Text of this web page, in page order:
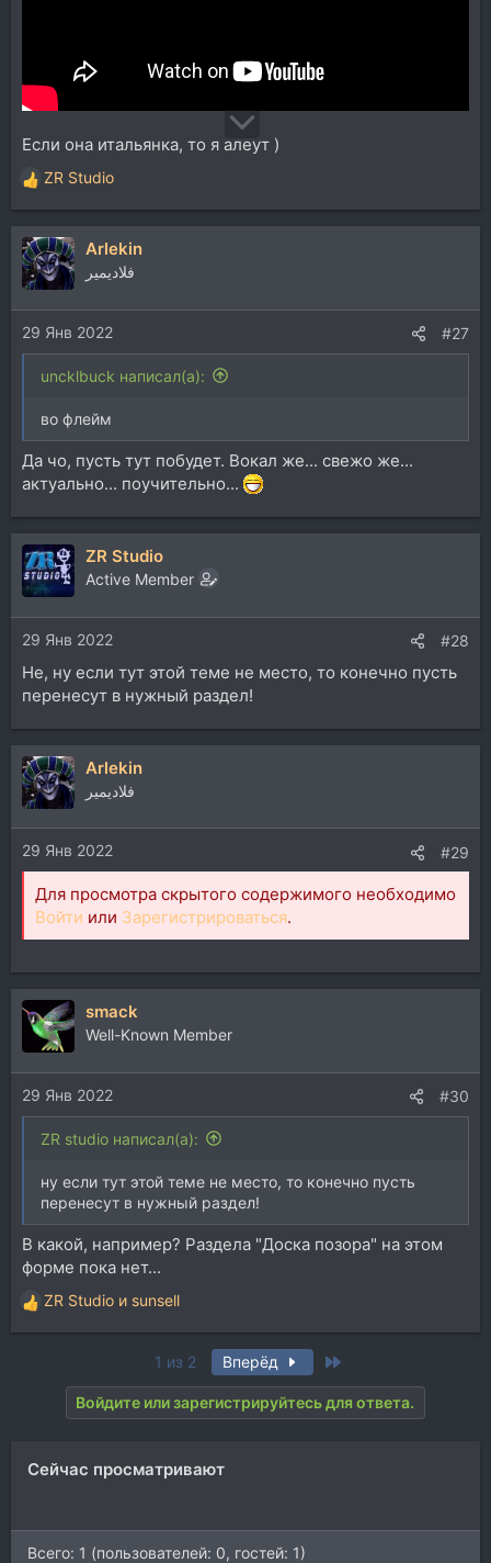
Если она итальянка, то я алеут )
Р
е
а
к
ц
и
и
:
ZR Studio
Arlekin
فلاديمير
29 Янв 2022 #27
uncklbuck написал(а):
во флейм
Да чо, пусть тут побудет. Вокал же... свежо же...
актуально... поучительно...
ZR Studio
Active Member
29 Янв 2022 #28
Не, ну если тут этой теме не место, то конечно пусть
перенесут в нужный раздел!
Arlekin
فلاديمير
29 Янв 2022 #29
Для просмотра скрытого содержимого необходимо
Войти или Зарегистрироваться.
smack
Well-Known Member
29 Янв 2022 #30
ZR studio написал(а):
ну если тут этой теме не место, то конечно пусть
перенесут в нужный раздел!
В какой, например? Раздела "Доска позора" на этом
форме пока нет...
Р
е
ZR Studio и sunsell
1 из 2 Вперёд
Войдите или зарегистрируйтесь для ответа.
Сейчас просматривают
Всего: 1 (пользователей: 0, гостей: 1)